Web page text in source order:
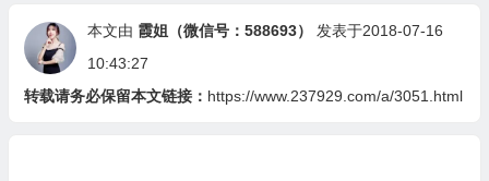
本文由 霞姐（微信号：588693）
发表于2018-07-16
10:43:27
转载请务必保留本文链接： https://www.237929.com/a/3051.html